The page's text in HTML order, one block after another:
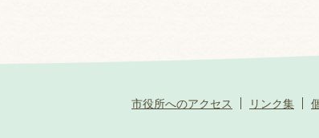
市役所へのアクセス リンク集